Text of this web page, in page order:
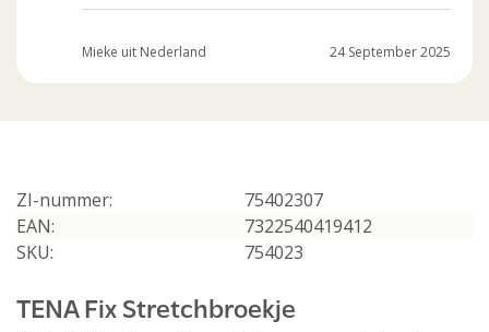
Mieke uit Nederland 24 September 2025
ZI-nummer:
75402307
EAN:
7322540419412
SKU:
754023
TENA Fix Stretchbroekje